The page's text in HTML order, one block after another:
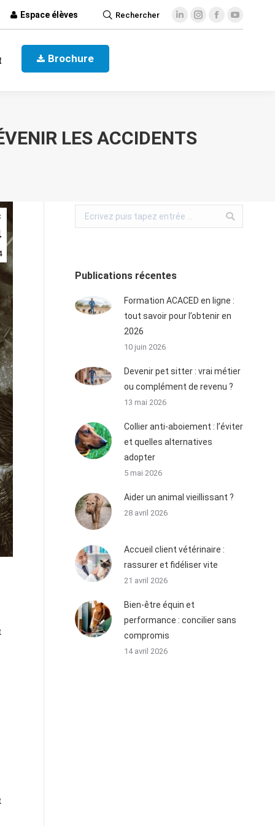
Espace élèves Rechercher
Brochure
LES ACCIDENTS
Publications récentes
Formation ACACED en ligne :
tout savoir pour l’obtenir en
2026
10 juin 2026
Devenir pet sitter : vrai métier
ou complément de revenu ?
13 mai 2026
Collier anti-aboiement : l’éviter
et quelles alternatives
adopter
5 mai 2026
Aider un animal vieillissant ?
28 avril 2026
Accueil client vétérinaire :
rassurer et fidéliser vite
21 avril 2026
Bien-être équin et
performance : concilier sans
compromis
14 avril 2026